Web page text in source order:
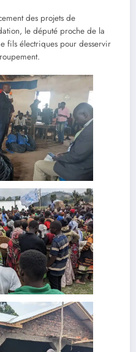
des projets de
le député proche de la
fils électriques pour desservir